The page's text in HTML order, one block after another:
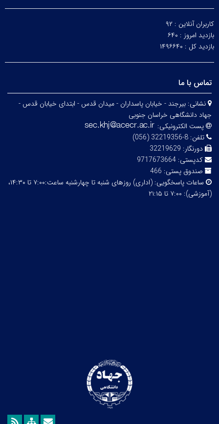
کاربران آنلاین : ۹۲
بازدید امروز : ۶۴۰
بازدید کل : ۱۴۹۶۶۴۰
تماس با ما
نشانی: بیرجند - خیابان پاسداران - میدان قدس - ابتدای خیابان قدس -
جهاد دانشگاهی خراسان جنوبی
پست الکترونیکی:
تلفن: 8-32219356 (056)
دورنگار: 32219629
کدپستی: 9717673664
صندوق پستی: 466
ساعات پاسخگویی:
(اداری) روزهای شنبه تا چهارشنبه ساعت:۷:۰۰ تا ۱۴:۳۰،
(آموزشی): ۷:۰۰ تا ۲۱:۱۵